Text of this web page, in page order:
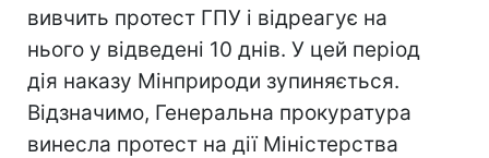
вивчить протест ГПУ і відреагує на
нього у відведені 10 днів. У цей період
дія наказу Мінприроди зупиняється.
Відзначимо, Генеральна прокуратура
винесла протест на дії Міністерства